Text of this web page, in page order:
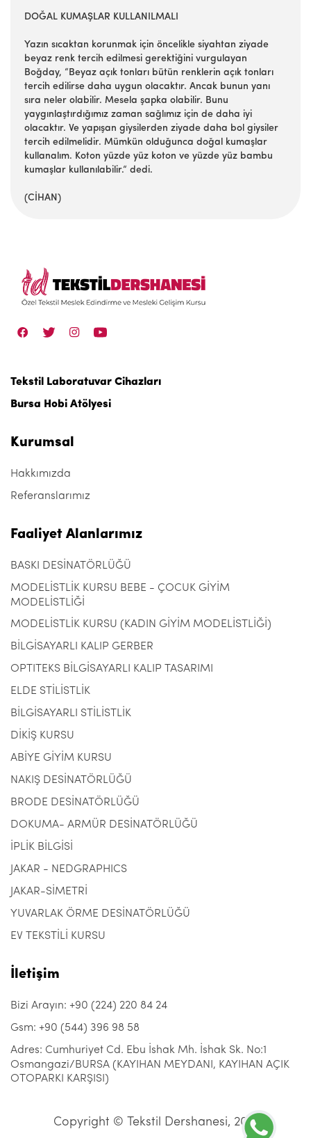
DOĞAL KUMAŞLAR KULLANILMALI
Yazın sıcaktan korunmak için öncelikle siyahtan ziyade
beyaz renk tercih edilmesi gerektiğini vurgulayan
Boğday, “Beyaz açık tonları bütün renklerin açık tonları
tercih edilirse daha uygun olacaktır. Ancak bunun yanı
sıra neler olabilir. Mesela şapka olabilir. Bunu
yaygınlaştırdığımız zaman sağlımız için de daha iyi
olacaktır. Ve yapışan giysilerden ziyade daha bol giysiler
tercih edilmelidir. Mümkün olduğunca doğal kumaşlar
kullanalım. Koton yüzde yüz koton ve yüzde yüz bambu
kumaşlar kullanılabilir.“ dedi.
(CİHAN)
Tekstil Laboratuvar Cihazları
Bursa Hobi Atölyesi
Kurumsal
Hakkımızda
Referanslarımız
Faaliyet Alanlarımız
BASKI DESİNATÖRLÜĞÜ
MODELİSTLİK KURSU BEBE - ÇOCUK GİYİM
MODELİSTLİĞİ
MODELİSTLİK KURSU (KADIN GİYİM MODELİSTLİĞİ)
BİLGİSAYARLI KALIP GERBER
OPTITEKS BİLGİSAYARLI KALIP TASARIMI
ELDE STİLİSTLİK
BİLGİSAYARLI STİLİSTLİK
DİKİŞ KURSU
ABİYE GİYİM KURSU
NAKIŞ DESİNATÖRLÜĞÜ
BRODE DESİNATÖRLÜĞÜ
DOKUMA- ARMÜR DESİNATÖRLÜĞÜ
İPLİK BİLGİSİ
JAKAR - NEDGRAPHICS
JAKAR-SİMETRİ
YUVARLAK ÖRME DESİNATÖRLÜĞÜ
EV TEKSTİLİ KURSU
İletişim
Bizi Arayın: +90 (224) 220 84 24
Gsm: +90 (544) 396 98 58
Adres: Cumhuriyet Cd. Ebu İshak Mh. İshak Sk. No:1
Osmangazi/BURSA (KAYIHAN MEYDANI, KAYIHAN AÇIK
OTOPARKI KARŞISI)
Copyright © Tekstil Dershanesi, 2021